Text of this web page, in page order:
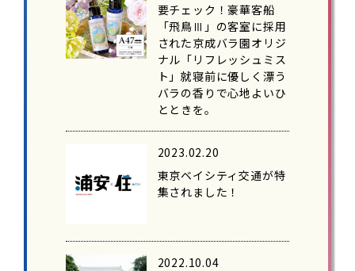
要チェック！豪華客船
「飛鳥Ⅲ」の客室に採用
された京成バラ園オリジ
ナル「リフレッシュミス
ト」就寝前に優しく漂う
バラの香りで心地よいひ
とときを。
2023.02.20
東京ベイシティ交通が特
集されました！
2022.10.04